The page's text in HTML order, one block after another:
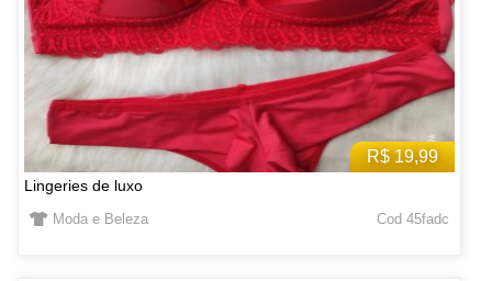
R$ 19,99
Lingeries de luxo
Moda e Beleza Cod 45fadc